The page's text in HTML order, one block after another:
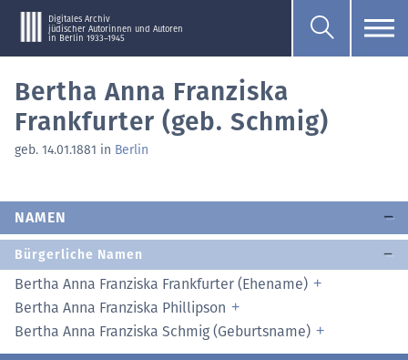
Digitales Archiv
jüdischer Autorinnen und Autoren
in Berlin 1933–1945
Bertha Anna Franziska
Frankfurter (geb. Schmig)
geb. 14.01.1881 in Berlin
NAMEN
Bürgerliche Namen
Bertha Anna Franziska Frankfurter (Ehename)
Bertha Anna Franziska Phillipson
Bertha Anna Franziska Schmig (Geburtsname)